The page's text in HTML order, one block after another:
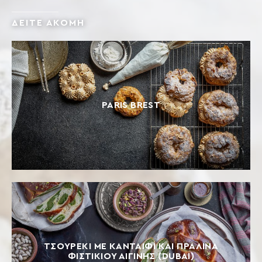
ΔΕΙΤΕ ΑΚΟΜΗ
PARIS BREST
ΤΣΟΥΡΕΚΙ ΜΕ ΚΑΝΤΑΙΦΙ ΚΑΙ ΠΡΑΛΙΝΑ
ΦΙΣΤΙΚΙΟΥ ΑΙΓΙΝΗΣ (DUBAI)